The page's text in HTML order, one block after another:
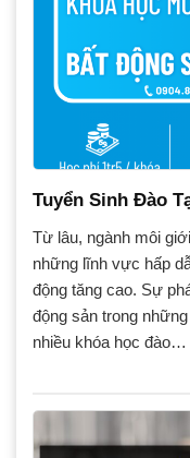
Tuyển Sinh Đào
Từ lâu, ngành môi
những lĩnh vực hấp
động tăng cao. Sự
động sản trong
nhiều khóa học đào…